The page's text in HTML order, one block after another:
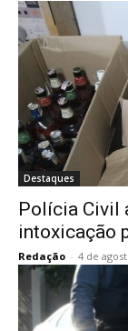
Destaques
Polícia Civil
intoxicação
Redação - 4 de